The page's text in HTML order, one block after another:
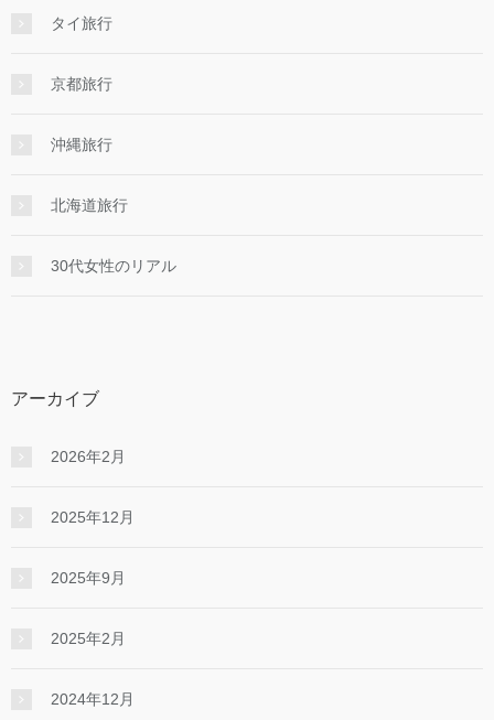
タイ旅行
京都旅行
沖縄旅行
北海道旅行
30代女性のリアル
アーカイブ
2026年2月
2025年12月
2025年9月
2025年2月
2024年12月